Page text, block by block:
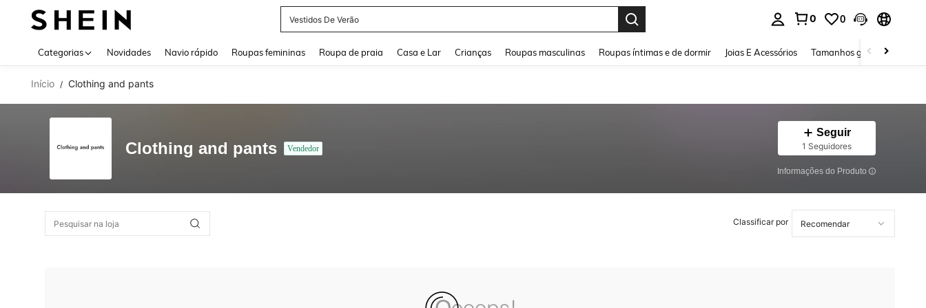
Vestidos De Verão
0 0
Categorias Novidades Navio rápido Roupas femininas Roupa de praia Casa e Lar Crianças Roupas masculinas Roupas íntimas e de dormir Joias E Acessórios Tamanhos grandes
Início / Clothing and pants
Clothing and pants Vendedor
Seguir
1 Seguidores
Informações do Produto
Classificar por